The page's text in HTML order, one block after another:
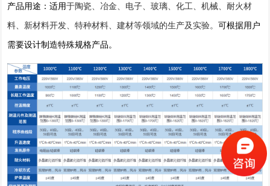
产品用途：适用于陶瓷、冶金、电子、玻璃、化工、机械、耐火材
料、新材料开发、特种材料、建材等领域的生产及实验。 可根据用户
需要设计制造特殊规格产品。